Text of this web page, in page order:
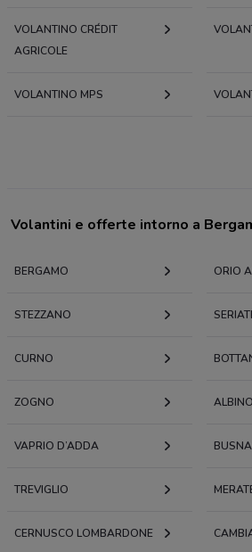
VOLANTINO CRÉDIT
AGRICOLE
VOLANTINO MPS
Volantini e offerte intorno a
BERGAMO ORIO
STEZZANO
CURNO
ZOGNO ALBINO
VAPRIO D’ADDA
TREVIGLIO
CERNUSCO LOMBARDONE